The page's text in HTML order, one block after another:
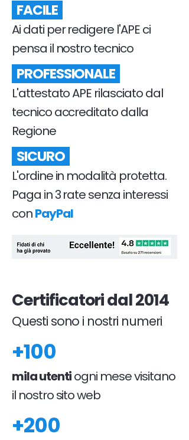
FACILE
Ai dati per redigere l'APE ci
pensa il nostro tecnico
PROFESSIONALE
L'attestato APE rilasciato dal
tecnico accreditato dalla
Regione
SICURO
L'ordine in modalità protetta.
Paga in 3 rate senza interessi
conPayPal
Certificatori dal 2014
Questi sono i nostri numeri
+100
mila utentiogni mese visitano
il nostro sito web
+200